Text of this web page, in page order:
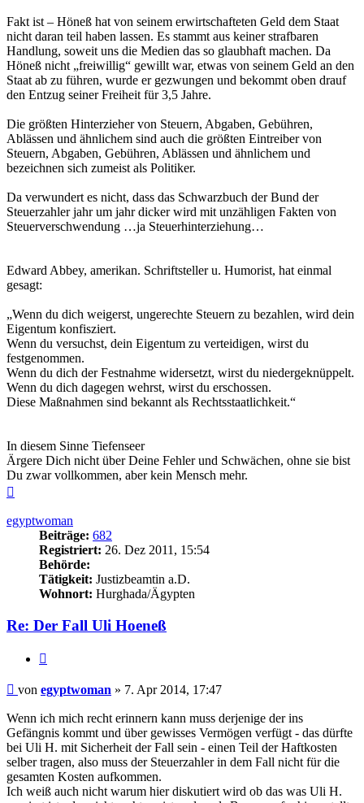
Fakt ist – Höneß hat von seinem erwirtschafteten Geld dem Staat
nicht daran teil haben lassen. Es stammt aus keiner strafbaren
Handlung, soweit uns die Medien das so glaubhaft machen. Da
Höneß nicht „freiwillig“ gewillt war, etwas von seinem Geld an den
Staat ab zu führen, wurde er gezwungen und bekommt oben drauf
den Entzug seiner Freiheit für 3,5 Jahre.
Die größten Hinterzieher von Steuern, Abgaben, Gebühren,
Ablässen und ähnlichem sind auch die größten Eintreiber von
Steuern, Abgaben, Gebühren, Ablässen und ähnlichem und
bezeichnen sich zumeist als Politiker.
Da verwundert es nicht, dass das Schwarzbuch der Bund der
Steuerzahler jahr um jahr dicker wird mit unzähligen Fakten von
Steuerverschwendung …ja Steuerhinterziehung…
Edward Abbey, amerikan. Schriftsteller u. Humorist, hat einmal
gesagt:
„Wenn du dich weigerst, ungerechte Steuern zu bezahlen, wird dein
Eigentum konfisziert.
Wenn du versuchst, dein Eigentum zu verteidigen, wirst du
festgenommen.
Wenn du dich der Festnahme widersetzt, wirst du niedergeknüppelt.
Wenn du dich dagegen wehrst, wirst du erschossen.
Diese Maßnahmen sind bekannt als Rechtsstaatlichkeit.“
In diesem Sinne Tiefenseer
Ärgere Dich nicht über Deine Fehler und Schwächen, ohne sie bist
Du zwar vollkommen, aber kein Mensch mehr.
egyptwoman
Beiträge: 682
Registriert: 26. Dez 2011, 15:54
Behörde:
Tätigkeit: Justizbeamtin a.D.
Wohnort: Hurghada/Ägypten
Re: Der Fall Uli Hoeneß
Beitrag
von egyptwoman » 7. Apr 2014, 17:47
Wenn ich mich recht erinnern kann muss derjenige der ins
Gefängnis kommt und über gewisses Vermögen verfügt - das dürfte
bei Uli H. mit Sicherheit der Fall sein - einen Teil der Haftkosten
selber tragen, also muss der Steuerzahler in dem Fall nicht für die
gesamten Kosten aufkommen.
Ich weiß auch nicht warum hier diskutiert wird ob das was Uli H.